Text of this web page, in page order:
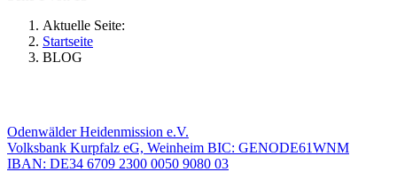
Aktuelle Seite:
Startseite
BLOG
Odenwälder Heidenmission e.V.
Volksbank Kurpfalz eG, Weinheim BIC: GENODE61WNM
IBAN: DE34 6709 2300 0050 9080 03